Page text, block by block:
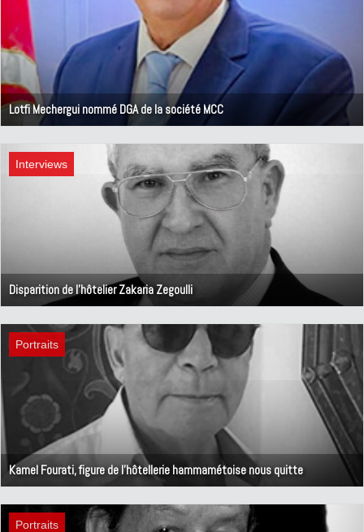
Lotfi Mechergui nommé DGA de la société MCC
Interviews
Disparition de l'hôtelier Zakaria Zegoulli
Portraits
Kamel Fourati, figure de l’hôtellerie hammamétoise nous quitte
Portraits